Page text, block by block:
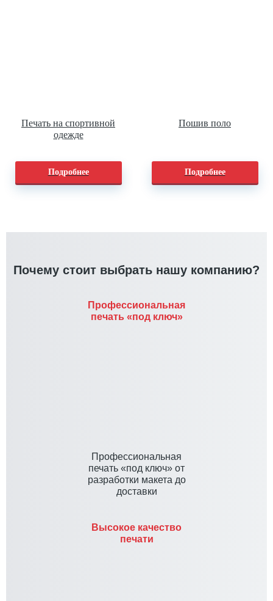
Печать на спортивной
одежде
Подробнее
Пошив поло
Подробнее
Почему стоит выбрать нашу компанию?
Профессиональная
печать «под ключ»
Профессиональная
печать «под ключ» от
разработки макета до
доставки
Высокое качество
печати